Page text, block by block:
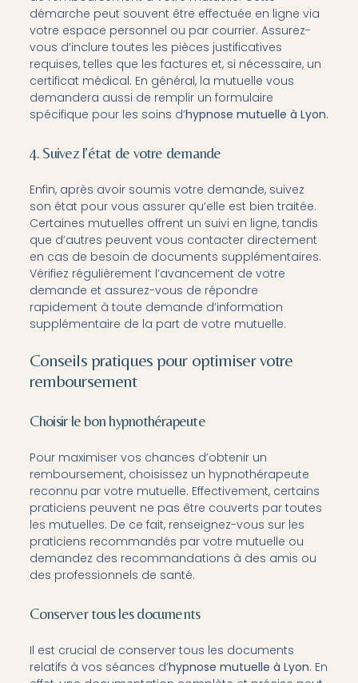
démarche peut souvent être effectuée en ligne via
votre espace personnel ou par courrier. Assurez-
vous d’inclure toutes les pièces justificatives
requises, telles que les factures et, si nécessaire, un
certificat médical. En général, la mutuelle vous
demandera aussi de remplir un formulaire
spécifique pour les soins d’hypnose mutuelle à Lyon.
4. Suivez l’état de votre demande
Enfin, après avoir soumis votre demande, suivez
son état pour vous assurer qu’elle est bien traitée.
Certaines mutuelles offrent un suivi en ligne, tandis
que d’autres peuvent vous contacter directement
en cas de besoin de documents supplémentaires.
Vérifiez régulièrement l’avancement de votre
demande et assurez-vous de répondre
rapidement à toute demande d’information
supplémentaire de la part de votre mutuelle.
Conseils pratiques pour optimiser votre
remboursement
Choisir le bon hypnothérapeute
Pour maximiser vos chances d’obtenir un
remboursement, choisissez un hypnothérapeute
reconnu par votre mutuelle. Effectivement, certains
praticiens peuvent ne pas être couverts par toutes
les mutuelles. De ce fait, renseignez-vous sur les
praticiens recommandés par votre mutuelle ou
demandez des recommandations à des amis ou
des professionnels de santé.
Conserver tous les documents
Il est crucial de conserver tous les documents
relatifs à vos séances d’hypnose mutuelle à Lyon. En